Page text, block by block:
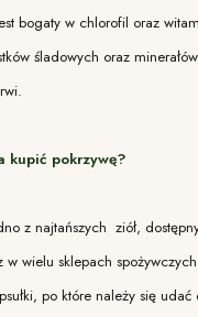
bogaty w chlorofil oraz
śladowych oraz
kupić pokrzywę?
z najtańszych ziół,
w wielu sklepach
po które należy się